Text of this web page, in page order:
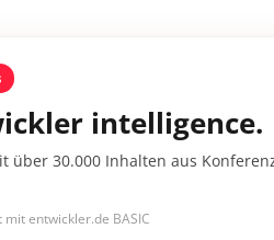
intelligence.
über 30.000 Inhalten aus
entwickler.de BASIC